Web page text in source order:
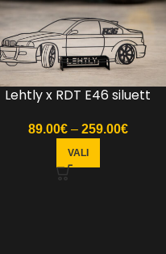
Lehtly x RDT E46 siluett
89.00€ – 259.00€
VALI